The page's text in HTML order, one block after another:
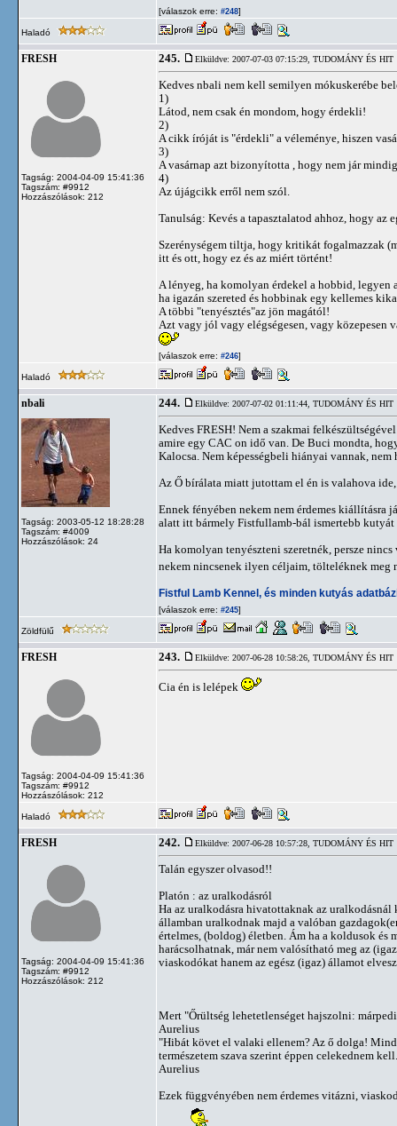
[válaszok erre: #248]
Haladó
FRESH
Tagság: 2004-04-09 15:41:36
Tagszám: #9912
Hozzászólások: 212
245. Elküldve: 2007-07-03 07:15:29, TUDOMÁNY ÉS HIT
Kedves nbali nem kell semilyen mókuskerébe
1)
Látod, nem csak én mondom, hogy érdekli!
2)
A cikk íróját is "érdekli" a véleménye, hiszen
3)
A vasárnap azt bizonyította , hogy nem jár
4)
Az újágcikk erről nem szól.
Tanulság: Kevés a tapasztalatod ahhoz, hogy
Szerénységem tiltja, hogy kritikát fogalmazzak
itt és ott, hogy ez és az miért történt!
A lényeg, ha komolyan érdekel a hobbid,
ha igazán szereted és hobbinak egy kellemes
A többi "tenyésztés"az jön magától!
Azt vagy jól vagy elégségesen, vagy
[válaszok erre: #246]
Haladó
nbali
Tagság: 2003-05-12 18:28:28
Tagszám: #4009
Hozzászólások: 24
244. Elküldve: 2007-07-02 01:11:44, TUDOMÁNY ÉS HIT
Kedves FRESH! Nem a szakmai
amire egy CAC on idő van. De Buci mondta,
Kalocsa. Nem képességbeli hiányai vannak, nem
Az Ő bírálata miatt jutottam el én is valahova
Ennek fényében nekem nem érdemes kiállításra
alatt itt bármely Fistfullamb-bál ismertebb
Ha komolyan tenyészteni szeretnék, persze
nekem nincsenek ilyen céljaim, tölteléknek
Fistful Lamb Kennel, és minden kutyás
[válaszok erre: #245]
Zöldfülű
FRESH
Tagság: 2004-04-09 15:41:36
Tagszám: #9912
Hozzászólások: 212
243. Elküldve: 2007-06-28 10:58:26, TUDOMÁNY ÉS HIT
Cia én is lelépek
Haladó
FRESH
Tagság: 2004-04-09 15:41:36
Tagszám: #9912
Hozzászólások: 212
242. Elküldve: 2007-06-28 10:57:28, TUDOMÁNY ÉS HIT
Talán egyszer olvasod!!
Platón : az uralkodásról
Ha az uralkodásra hivatottaknak az
államban uralkodnak majd a valóban
értelmes, (boldog) életben. Ám ha a koldusok és
harácsolhatnak, már nem valósítható meg az
viaskodókat hanem az egész (igaz) államot
Mert "Őrültség lehetetlenséget hajszolni:
Aurelius
"Hibát követ el valaki ellenem? Az ő dolga!
természetem szava szerint éppen celekednem
Aurelius
Ezek függvényében nem érdemes vitázni,